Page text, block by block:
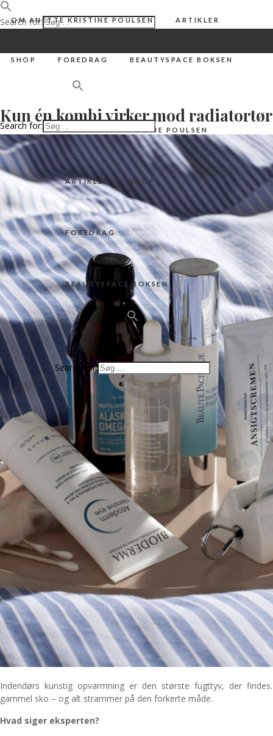
Search for:
OM ANETTE KRISTINE POULSEN
ARTIKLER SHOP
FOREDRAG
BEAUTYSPACE BOKSEN
Search for:
OM ANETTE KRISTINE POULSEN ARTIKLER
SHOP FOREDRAG BEAUTYSPACE BOKSEN
Search for:
A-VITAMIN CREME
Kun én kombi virker mod
Indendørs kunstig opvarmning er den største fugttyv, der
gammel sko – og alt strammer på den forkerte måde.
Hvad siger eksperten?